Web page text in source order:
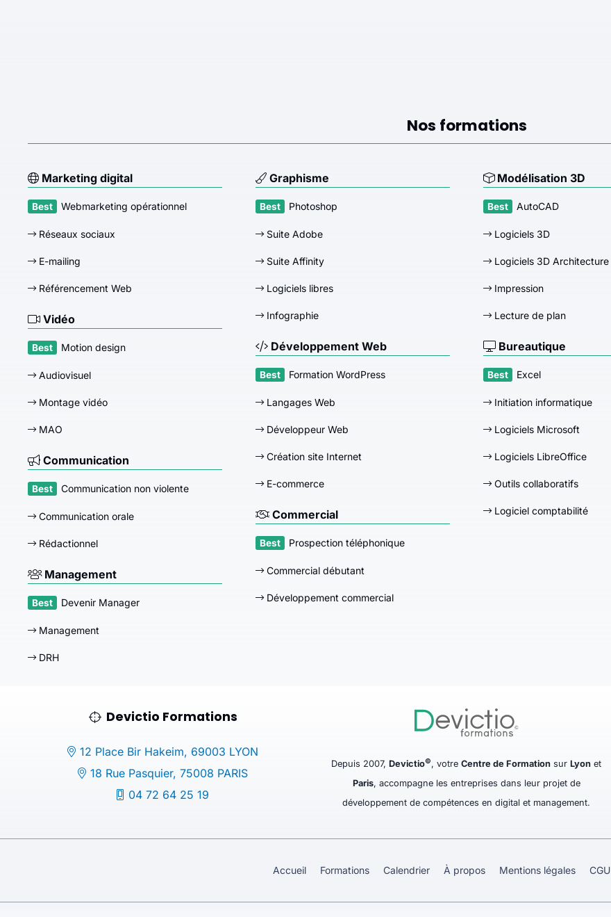
Nos formations
Marketing digital
Webmarketing opérationnel
Réseaux sociaux
E-mailing
Référencement Web
Vidéo
Motion design
Audiovisuel
Montage vidéo
MAO
Communication
Communication non violente
Communication orale
Rédactionnel
Management
Devenir Manager
Management
DRH
Graphisme
Photoshop
Suite Adobe
Suite Affinity
Logiciels libres
Infographie
Développement Web
Formation WordPress
Langages Web
Développeur Web
Création site Internet
E-commerce
Commercial
Prospection téléphonique
Commercial débutant
Développement commercial
Modélisation 3D
AutoCAD
Logiciels 3D
Logiciels 3D Architecture
Impression
Lecture de plan
Bureautique
Excel
Initiation informatique
Logiciels Microsoft
Logiciels LibreOffice
Outils collaboratifs
Logiciel comptabilité
Devictio Formations
12 Place Bir Hakeim, 69003 LYON
18 Rue Pasquier, 75008 PARIS
04 72 64 25 19
Depuis 2007,Devictio©, votreCentre de Formation surLyon et
Paris, accompagne les entreprises dans leur projet de
développement de compétences en digital et management.
Accueil Formations Calendrier À propos Mentions légales CGU